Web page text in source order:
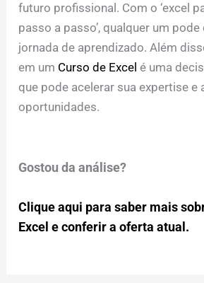
futuro profissional. Com o ‘excel
passo a passo’, qualquer um
jornada de aprendizado. Além
em um Curso de Excel é uma
que pode acelerar sua expertise e
oportunidades.
Gostou da análise?
Clique aqui para saber mais
Excel e conferir a oferta atual.